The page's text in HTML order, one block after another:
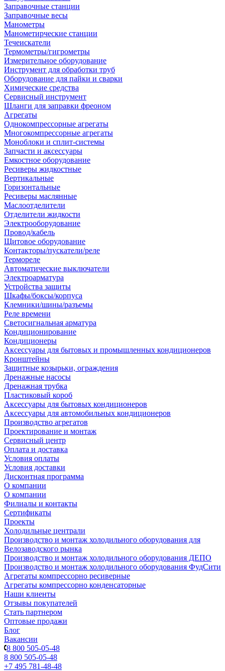
Заправочные станции
Заправочные весы
Манометры
Манометирческие станции
Течеискатели
Термометры/гигрометры
Измерительное оборудование
Инструмент для обработки труб
Оборудование для пайки и сварки
Химические средства
Сервисный инструмент
Шланги для заправки фреоном
Агрегаты
Однокомпрессорные агрегаты
Многокомпрессорные агрегаты
Моноблоки и сплит-системы
Запчасти и аксессуары
Емкостное оборудование
Ресиверы жидкостные
Вертикальные
Горизонтальные
Ресиверы маслянные
Маслоотделители
Отделители жидкости
Электрооборудование
Провод/кабель
Щитовое оборудование
Контакторы/пускатели/реле
Термореле
Автоматические выключатели
Электроарматура
Устройства защиты
Шкафы/боксы/корпуса
Клемники/шины/разъемы
Реле времени
Светосигнальная арматура
Кондиционирование
Кондиционеры
Аксессуары для бытовых и промышленных кондиционеров
Кронштейны
Защитные козырьки, ограждения
Дренажные насосы
Дренажная трубка
Пластиковый короб
Аксессуары для бытовых кондиционеров
Аксессуары для автомобильных кондиционеров
Производство агрегатов
Проектирование и монтаж
Сервисный центр
Оплата и доставка
Условия оплаты
Условия доставки
Дисконтная программа
О компании
О компании
Филиалы и контакты
Сертификаты
Проекты
Холодильные централи
Производство и монтаж холодильного оборудования для
Велозаводского рынка
Производство и монтаж холодильного оборудования ДЕПО
Производство и монтаж холодильного оборудования ФудСити
Агрегаты компрессорно ресиверные
Агрегаты компрессорно конденсаторные
Наши клиенты
Отзывы покупателей
Стать партнером
Оптовые продажи
Блог
Вакансии
8 800 505-05-48
8 800 505-05-48
+7 495 781-48-48